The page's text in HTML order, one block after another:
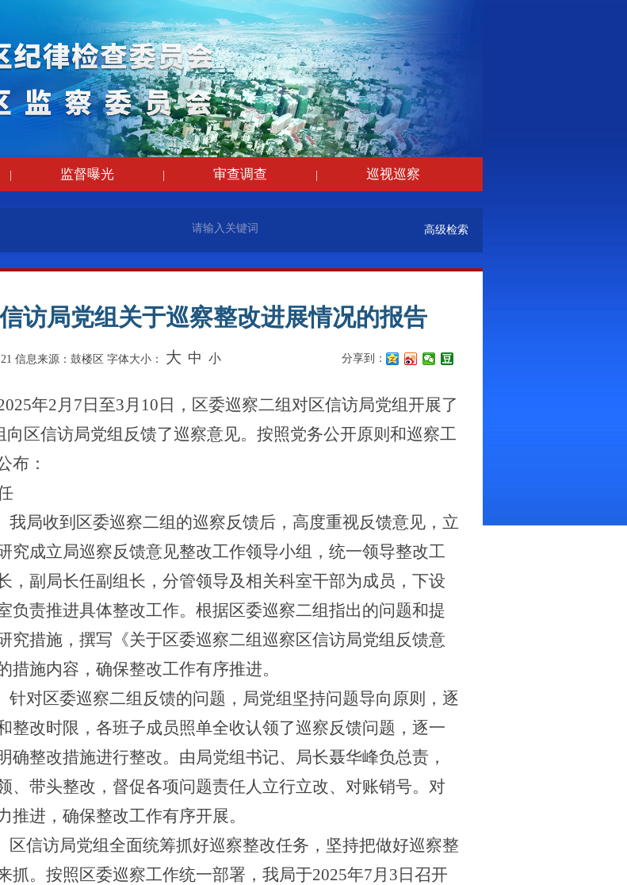
| 监督曝光 | 审查调查 | 巡视巡察
高级检索
访局党组关于巡察整改进展情况的报告
信息来源：鼓楼区 字体大小： 大 中 小 分享到：
年2月 7 日至3月 10 日，区委巡察二组对区信访局党组开展了
向区信访局党组反馈了巡察意见。 按照党务公开原则和巡察工
布 ：
我局收到区委巡察二组的巡察反馈后，高度重视反馈意见，立
究成立局巡察反馈意见整改工作领导小组，统一领导整改工
，副局长任副组长，分管领导及相关科室干部为成员，下设
负责推进具体整改工作。根据区委巡察二组指出的问题和提
究措施，撰写《关于区委巡察二组巡察区信访局党组反馈意
施内容，确保整改工作有序推进。
针对区委巡察二组反馈的问题，局党组坚持问题导向原则，逐
整改时限，各班子成员照单全收认领了巡察反馈问题，逐一
确整改措施进行整改。由局党组书记、局长聂华峰负总责，
、带头整改，督促各项问题责任人立行立改、对账销号。对
进，确保整改工作有序开展。
区信访局党组全面统筹抓好巡察整改任务，坚持把做好巡察整
抓。按照区委巡察工作统一部署，我局于2025年7月3日召开